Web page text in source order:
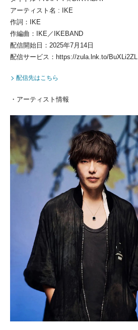
アーティスト名 : IKE
作詞：IKE
作編曲：IKE／IKEBAND
配信開始日：2025年7月14日
配信サービス：https://zula.lnk.to/BuXLi2ZL
配信先はこちら
・アーティスト情報